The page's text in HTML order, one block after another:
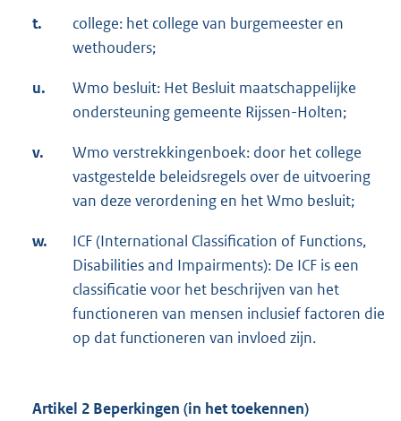
t.
college: het college van burgemeester en
wethouders;
u.
Wmo besluit: Het Besluit maatschappelijke
ondersteuning gemeente Rijssen-Holten;
v.
Wmo verstrekkingenboek: door het college
vastgestelde beleidsregels over de uitvoering
van deze verordening en het Wmo besluit;
w.
ICF (International Classification of Functions,
Disabilities and Impairments): De ICF is een
classificatie voor het beschrijven van het
functioneren van mensen inclusief factoren die
op dat functioneren van invloed zijn.
Artikel 2 Beperkingen (in het toekennen)